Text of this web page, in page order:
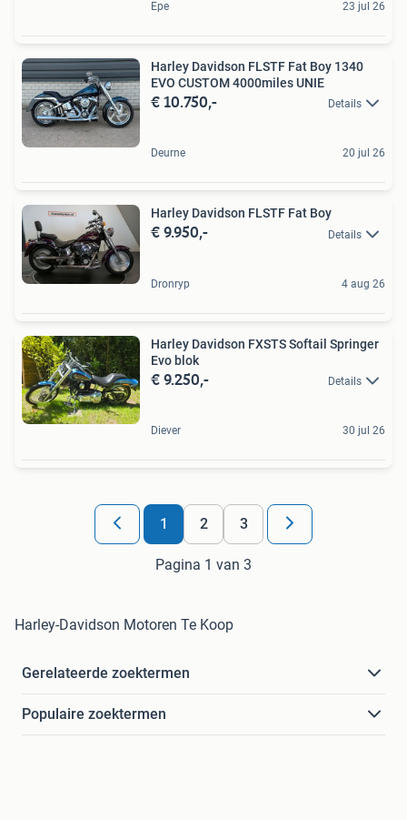
Epe 23 jul 26
Harley Davidson FLSTF Fat Boy 1340
EVO CUSTOM 4000miles UNIE
€ 10.750,- Details
Deurne 20 jul 26
Harley Davidson FLSTF Fat Boy
€ 9.950,- Details
Dronryp 4 aug 26
Harley Davidson FXSTS Softail Springer
Evo blok
€ 9.250,- Details
Diever 30 jul 26
1 2 3
Pagina 1 van 3
Harley-Davidson Motoren Te Koop
Gerelateerde zoektermen
Populaire zoektermen